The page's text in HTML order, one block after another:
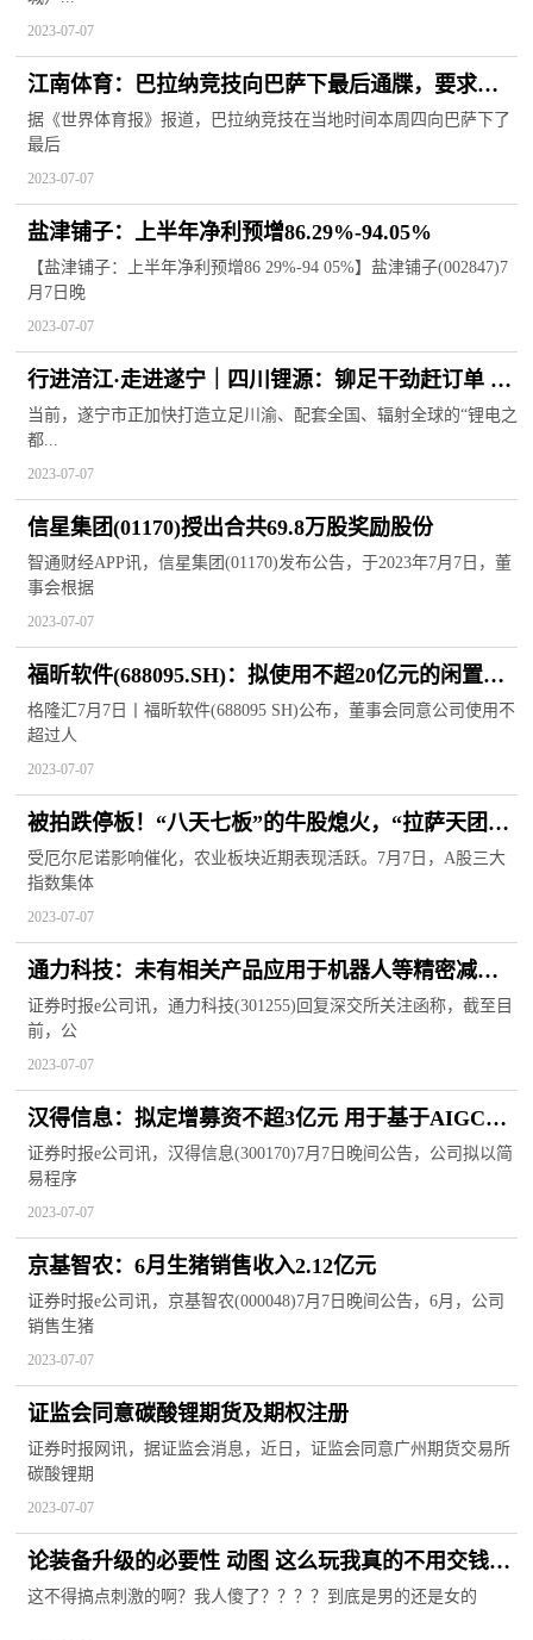
2023-07-07
江南体育：巴拉纳竞技向巴萨下最后通牒，要求周
五完成罗克交易
据《世界体育报》报道，巴拉纳竞技在当地时间本周四向巴萨下了
最后
2023-07-07
盐津铺子：上半年净利预增86.29%-94.05%
【盐津铺子：上半年净利预增86 29%-94 05%】盐津铺子(002847)7
月7日晚
2023-07-07
行进涪江·走进遂宁｜四川锂源：铆足干劲赶订单 预
计全年产值将达100亿元
当前，遂宁市正加快打造立足川渝、配套全国、辐射全球的“锂电之
都...
2023-07-07
信星集团(01170)授出合共69.8万股奖励股份
智通财经APP讯，信星集团(01170)发布公告，于2023年7月7日，董
事会根据
2023-07-07
福昕软件(688095.SH)：拟使用不超20亿元的闲置自
有资金进行现金管理
格隆汇7月7日丨福昕软件(688095 SH)公布，董事会同意公司使用不
超过人
2023-07-07
被拍跌停板！“八天七板”的牛股熄火，“拉萨天团”
包揽买入前五！厄尔尼诺影响催化，农业板块爆发
受厄尔尼诺影响催化，农业板块近期表现活跃。7月7日，A股三大
指数集体
2023-07-07
通力科技：未有相关产品应用于机器人等精密减速
器
证券时报e公司讯，通力科技(301255)回复深交所关注函称，截至目
前，公
2023-07-07
汉得信息：拟定增募资不超3亿元 用于基于AIGC的
企业级智能平台开发项目
证券时报e公司讯，汉得信息(300170)7月7日晚间公告，公司拟以简
易程序
2023-07-07
京基智农：6月生猪销售收入2.12亿元
证券时报e公司讯，京基智农(000048)7月7日晚间公告，6月，公司
销售生猪
2023-07-07
证监会同意碳酸锂期货及期权注册
证券时报网讯，据证监会消息，近日，证监会同意广州期货交易所
碳酸锂期
2023-07-07
论装备升级的必要性 动图 这么玩我真的不用交钱
吗？
这不得搞点刺激的啊？我人傻了？？？？到底是男的还是女的